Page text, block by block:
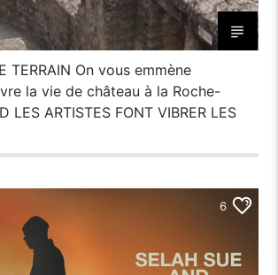
TERRAIN On vous emmène
la vie de château à la Roche-
LES ARTISTES FONT VIBRER LES
6